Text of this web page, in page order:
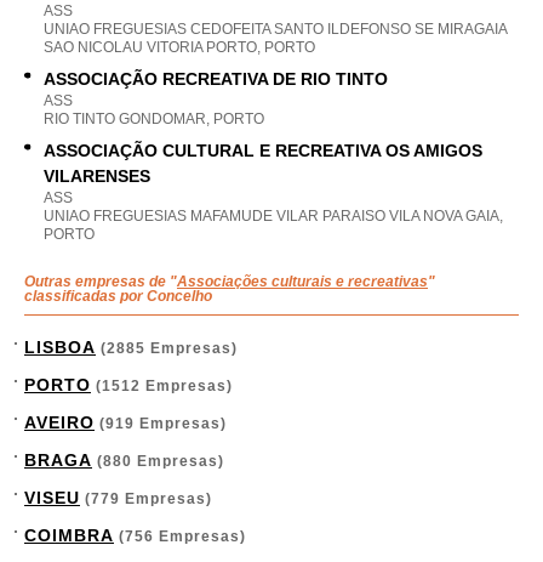
ASS
UNIAO FREGUESIAS CEDOFEITA SANTO ILDEFONSO SE MIRAGAIA
SAO NICOLAU VITORIA PORTO, PORTO
ASSOCIAÇÃO RECREATIVA DE RIO TINTO
ASS
RIO TINTO GONDOMAR, PORTO
ASSOCIAÇÃO CULTURAL E RECREATIVA OS AMIGOS
VILARENSES
ASS
UNIAO FREGUESIAS MAFAMUDE VILAR PARAISO VILA NOVA GAIA,
PORTO
Outras empresas de "Associações culturais e recreativas"
classificadas por Concelho
LISBOA (2885 Empresas)
PORTO (1512 Empresas)
AVEIRO (919 Empresas)
BRAGA (880 Empresas)
VISEU (779 Empresas)
COIMBRA (756 Empresas)